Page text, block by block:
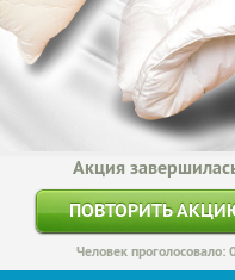
Акция
ПОВТОРИТЬ
Человек проголосовало: